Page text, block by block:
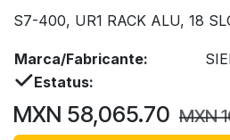
S7-400, UR1 RACK ALU, 18
Marca/Fabricante:
Estatus:
MXN 58,065.70 MXN